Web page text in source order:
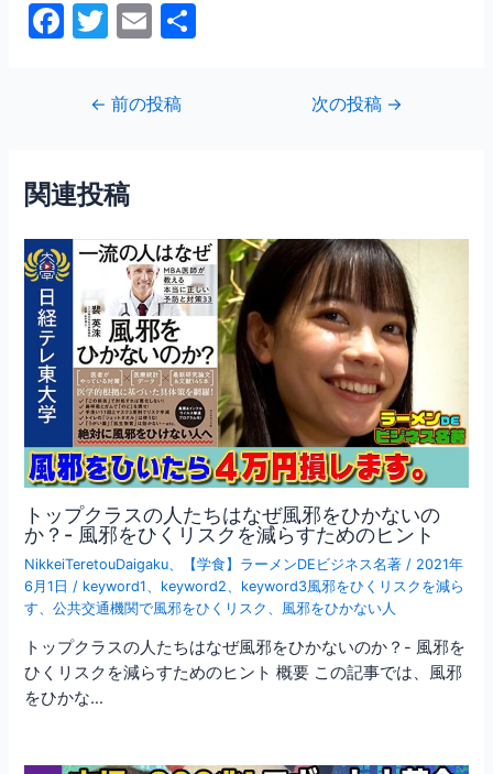
F
o
o
k
T
itt
er
E
ai
l
ビ
ゲ
シ
ョ
← 前の投稿 次の投稿 →
関連投稿
トップクラスの人たちはなぜ風邪をひかないの
か？- 風邪をひくリスクを減らすためのヒント
NikkeiTeretouDaigaku 【学食】ラーメンDEビジネス名著 / 2021年
6月1日 / keyword1 keyword2
keyword3風邪をひくリスクを減ら
す 、公共交通機関で風邪をひくリスク 風邪をひかない人
トップクラスの人たちはなぜ風邪をひかないのか？- 風邪を
ひくリスクを減らすためのヒント 概要 この記事では、風邪
をひかな…